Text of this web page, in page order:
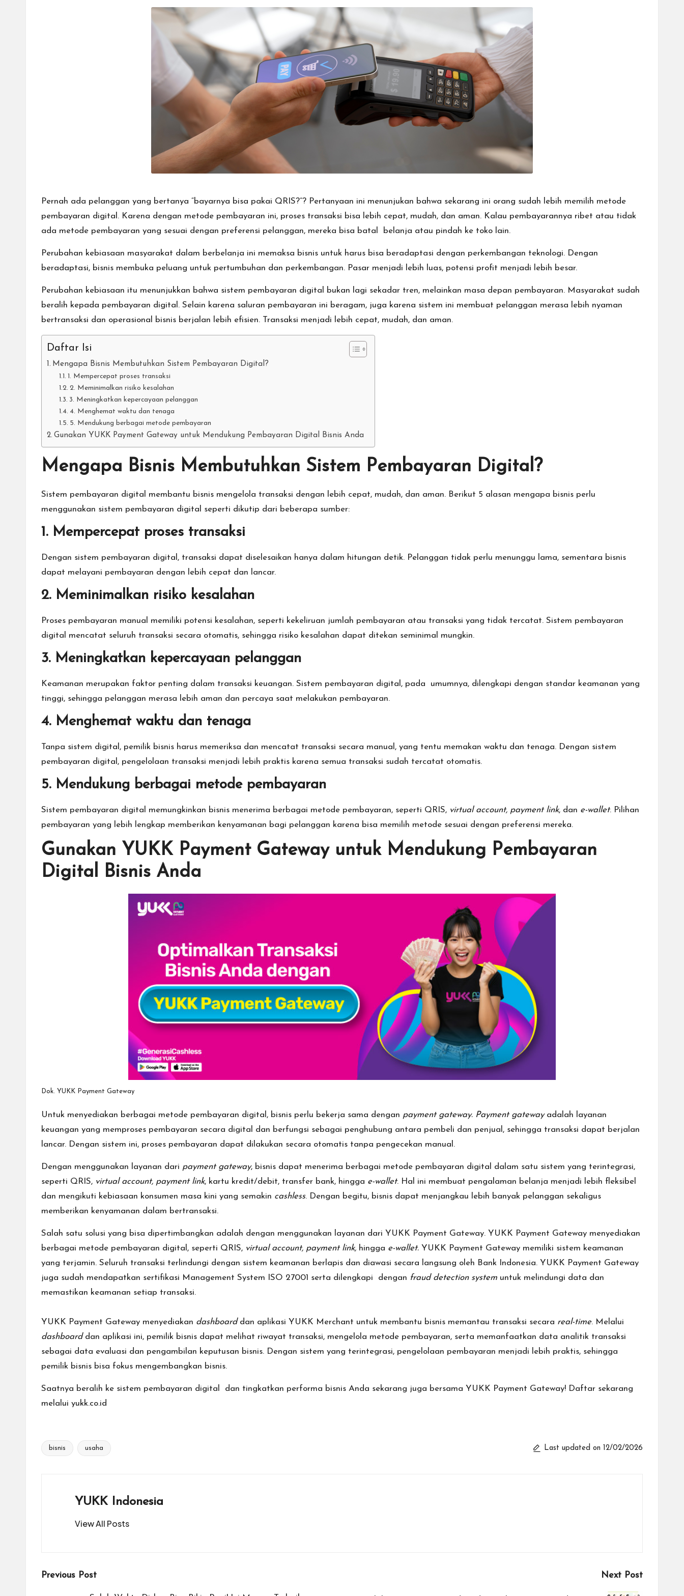
dengan
lebih
cepat,
mudah,
Pernah ada pelanggan yang bertanya “bayarnya bisa pakai QRIS?”? Pertanyaan ini menunjukan bahwa sekarang ini orang sudah lebih memilih metode
pembayaran digital. Karena dengan metode pembayaran ini, proses transaksi bisa lebih cepat, mudah, dan aman. Kalau pembayarannya ribet atau tidak
ada metode pembayaran yang sesuai dengan preferensi pelanggan, mereka bisa batal belanja atau pindah ke toko lain.
Perubahan kebiasaan masyarakat dalam berbelanja ini memaksa bisnis untuk harus bisa beradaptasi dengan perkembangan teknologi. Dengan
beradaptasi, bisnis membuka peluang untuk pertumbuhan dan perkembangan. Pasar menjadi lebih luas, potensi profit menjadi lebih besar.
Perubahan kebiasaan itu menunjukkan bahwa sistem pembayaran digital bukan lagi sekadar tren, melainkan masa depan pembayaran. Masyarakat sudah
beralih kepada pembayaran digital. Selain karena saluran pembayaran ini beragam, juga karena sistem ini membuat pelanggan merasa lebih nyaman
bertransaksi dan operasional bisnis berjalan lebih efisien. Transaksi menjadi lebih cepat, mudah, dan aman.
Daftar Isi
Mengapa Bisnis Membutuhkan Sistem Pembayaran Digital?
1. Mempercepat proses transaksi
2. Meminimalkan risiko kesalahan
3. Meningkatkan kepercayaan pelanggan
4. Menghemat waktu dan tenaga
5. Mendukung berbagai metode pembayaran
Gunakan YUKK Payment Gateway untuk Mendukung Pembayaran Digital Bisnis Anda
Mengapa Bisnis Membutuhkan Sistem Pembayaran Digital?
Sistem pembayaran digital membantu bisnis mengelola transaksi dengan lebih cepat, mudah, dan aman. Berikut 5 alasan mengapa bisnis perlu
menggunakan sistem pembayaran digital seperti dikutip dari beberapa sumber:
1. Mempercepat proses transaksi
Dengan sistem pembayaran digital, transaksi dapat diselesaikan hanya dalam hitungan detik. Pelanggan tidak perlu menunggu lama, sementara bisnis
dapat melayani pembayaran dengan lebih cepat dan lancar.
2. Meminimalkan risiko kesalahan
Proses pembayaran manual memiliki potensi kesalahan, seperti kekeliruan jumlah pembayaran atau transaksi yang tidak tercatat. Sistem pembayaran
digital mencatat seluruh transaksi secara otomatis, sehingga risiko kesalahan dapat ditekan seminimal mungkin.
3. Meningkatkan kepercayaan pelanggan
Keamanan merupakan faktor penting dalam transaksi keuangan. Sistem pembayaran digital, pada umumnya, dilengkapi dengan standar keamanan yang
tinggi, sehingga pelanggan merasa lebih aman dan percaya saat melakukan pembayaran.
4. Menghemat waktu dan tenaga
Tanpa sistem digital, pemilik bisnis harus memeriksa dan mencatat transaksi secara manual, yang tentu memakan waktu dan tenaga. Dengan sistem
pembayaran digital, pengelolaan transaksi menjadi lebih praktis karena semua transaksi sudah tercatat otomatis.
5. Mendukung berbagai metode pembayaran
Sistem pembayaran digital memungkinkan bisnis menerima berbagai metode pembayaran, seperti QRIS, virtual account, payment link, dan e-wallet. Pilihan
pembayaran yang lebih lengkap memberikan kenyamanan bagi pelanggan karena bisa memilih metode sesuai dengan preferensi mereka.
Gunakan YUKK Payment Gateway untuk Mendukung Pembayaran
Digital Bisnis Anda
Dok. YUKK Payment Gateway
Untuk menyediakan berbagai metode pembayaran digital, bisnis perlu bekerja sama dengan payment gateway. Payment gatewayadalah layanan
keuangan yang memproses pembayaran secara digital dan berfungsi sebagai penghubung antara pembeli dan penjual, sehingga transaksi dapat berjalan
lancar. Dengan sistem ini, proses pembayaran dapat dilakukan secara otomatis tanpa pengecekan manual.
Dengan menggunakan layanan dari payment gateway, bisnis dapat menerima berbagai metode pembayaran digital dalam satu sistem yang terintegrasi,
seperti QRIS, virtual account, payment link, kartu kredit/debit, transfer bank, hingga e-wallet. Hal ini membuat pengalaman belanja menjadi lebih fleksibel
dan mengikuti kebiasaan konsumen masa kini yang semakin cashless. Dengan begitu, bisnis dapat menjangkau lebih banyak pelanggan sekaligus
memberikan kenyamanan dalam bertransaksi.
Salah satu solusi yang bisa dipertimbangkan adalah dengan menggunakan layanan dari YUKK Payment Gateway. YUKK Payment Gateway menyediakan
berbagai metode pembayaran digital, seperti QRIS, virtual account, payment link, hingga e-wallet. YUKK Payment Gateway memiliki sistem keamanan
yang terjamin. Seluruh transaksi terlindungi dengan sistem keamanan berlapis dan diawasi secara langsung oleh Bank Indonesia. YUKK Payment Gateway
juga sudah mendapatkan sertifikasi Management System ISO 27001 serta dilengkapi dengan fraud detection system untuk melindungi data dan
memastikan keamanan setiap transaksi.
YUKK Payment Gateway menyediakan dashboarddan aplikasi YUKK Merchant untuk membantu bisnis memantau transaksi secara real-time. Melalui
dashboarddan aplikasi ini, pemilik bisnis dapat melihat riwayat transaksi, mengelola metode pembayaran, serta memanfaatkan data analitik transaksi
sebagai data evaluasi dan pengambilan keputusan bisnis. Dengan sistem yang terintegrasi, pengelolaan pembayaran menjadi lebih praktis, sehingga
pemilik bisnis bisa fokus mengembangkan bisnis.
Saatnya beralih ke sistem pembayaran digital dan tingkatkan performa bisnis Anda sekarang juga bersama YUKK Payment Gateway! Daftar sekarang
melalui yukk.co.id
Tags:
bisnis usaha Last updated on 12/02/2026
YUKK Indonesia
View All Posts
Post
Previous Post Next Post